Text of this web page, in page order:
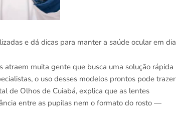
e dá dicas para manter a saúde ocular em dia
muita gente que busca uma solução rápida
o uso desses modelos prontos pode trazer
de Olhos de Cuiabá, explica que as lentes
entre as pupilas nem o formato do rosto —